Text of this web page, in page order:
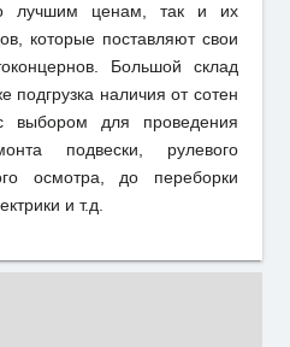
лучшим ценам, так и их
которые поставляют свои
Большой склад
подгрузка наличия от сотен
выбором для проведения
подвески, рулевого
осмотра, до переборки
и т.д.